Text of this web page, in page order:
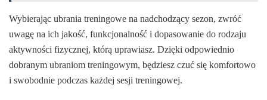
Wybierając ubrania treningowe na nadchodzący sezon, zwróć
uwagę na ich jakość, funkcjonalność i dopasowanie do rodzaju
aktywności fizycznej, którą uprawiasz. Dzięki odpowiednio
dobranym ubraniom treningowym, będziesz czuć się komfortowo
i swobodnie podczas każdej sesji treningowej.